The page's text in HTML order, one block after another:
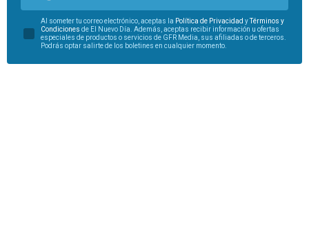
Al someter tu correo electrónico, aceptas la Política de Privacidad y
Términos y
Condiciones de El Nuevo Día. Además, aceptas recibir información u ofertas
especiales de productos o servicios de GFR Media, sus afiliadas o de terceros.
Podrás optar salirte de los boletines en cualquier momento.